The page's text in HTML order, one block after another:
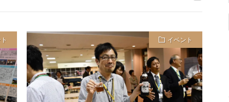
イベント